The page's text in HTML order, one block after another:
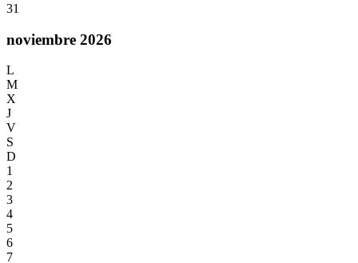
31
noviembre 2026
L
M
X
J
V
S
D
1
2
3
4
5
6
7